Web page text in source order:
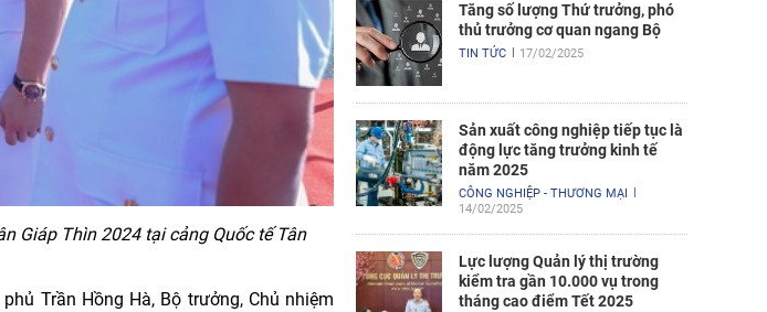
Giáp Thìn 2024 tại cảng Quốc tế Tân
Trần Hồng Hà, Bộ trưởng, Chủ nhiệm
Tăng số lượng Thứ trưởng, phó
thủ trưởng cơ quan ngang Bộ
TIN TỨC 17/02/2025
Sản xuất công nghiệp tiếp tục là
động lực tăng trưởng kinh tế
năm 2025
CÔNG NGHIỆP - THƯƠNG MẠI
14/02/2025
Lực lượng Quản lý thị trường
kiểm tra gần 10.000 vụ trong
tháng cao điểm Tết 2025